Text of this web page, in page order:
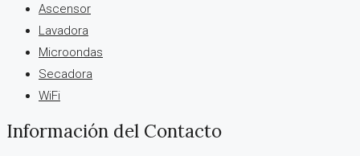
Ascensor
Lavadora
Microondas
Secadora
WiFi
Información del Contacto